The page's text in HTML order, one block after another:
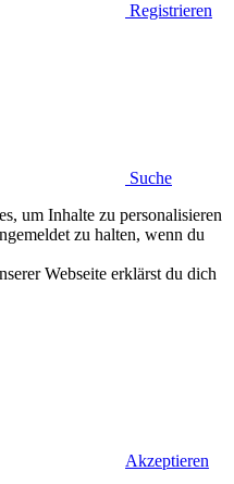
Registrieren
Suche
um Inhalte zu personalisieren
zu halten, wenn du
Webseite erklärst du dich
Akzeptieren